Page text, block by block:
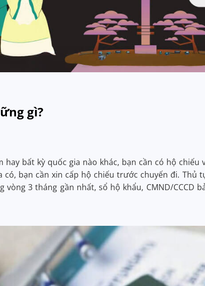
gì?
hay bất kỳ quốc gia nào khác, bạn cần có hộ
bạn cần xin cấp hộ chiếu trước chuyến đi. Thủ
3 tháng gần nhất, sổ hộ khẩu, CMND/CCCD